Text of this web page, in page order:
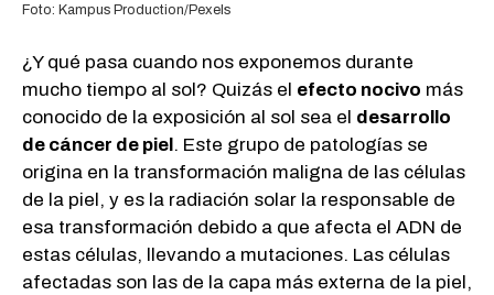
Foto: Kampus Production/Pexels
¿Y qué pasa cuando nos exponemos durante
mucho tiempo al sol? Quizás el efecto nocivo más
conocido de la exposición al sol sea el desarrollo
de cáncer de piel . Este grupo de patologías se
origina en la transformación maligna de las células
de la piel, y es la radiación solar la responsable de
esa transformación debido a que afecta el ADN de
estas células, llevando a mutaciones. Las células
afectadas son las de la capa más externa de la piel,